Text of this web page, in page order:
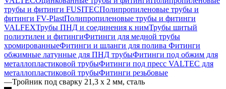
трубы и фитинги FUSITECПолипропиленовые трубы и
фитинги FV-PlastПолипропиленовые трубы и фитинги
VALFEXТрубы ПНД и соединения к нимТрубы шитый
полиэтилен и фитингиФитинги для медной трубы
хромированныеФитинги и шланги для полива Фитинги
обжимные латунные для ПНД трубыФитинги под обжим для
металлопластиковой трубыФитинги под пресс VALTEC для
металлопластиковой трубыФитинги резьбовые
—Тройник под сварку 21,3 х 2 мм, сталь